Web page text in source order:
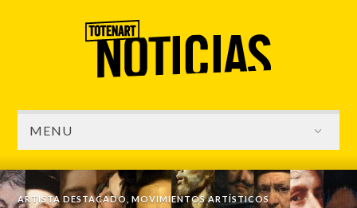
MENU
ARTISTA DESTACADO,MOVIMIENTOS ARTÍSTICOS